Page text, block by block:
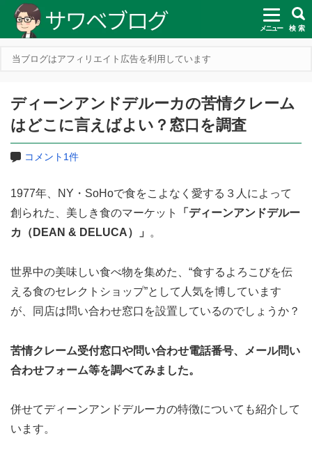
メニュー 検 索
当ブログはアフィリエイト広告を利用しています
ディーンアンドデルーカの苦情クレーム
はどこに言えばよい？窓口を調査
コメント1件
1977年、NY・SoHoで食をこよなく愛する３人によって
創られた、美しき食のマーケット
「ディーンアンドデルー
カ（DEAN & DELUCA）」
。
世界中の美味しい食べ物を集めた、“食するよろこびを伝
える食のセレクトショップ”として人気を博しています
が、同店は問い合わせ窓口を設置しているのでしょうか？
苦情クレーム受付窓口や問い合わせ電話番号、メール問い
合わせフォーム等を調べてみました。
併せてディーンアンドデルーカの特徴についても紹介して
います。